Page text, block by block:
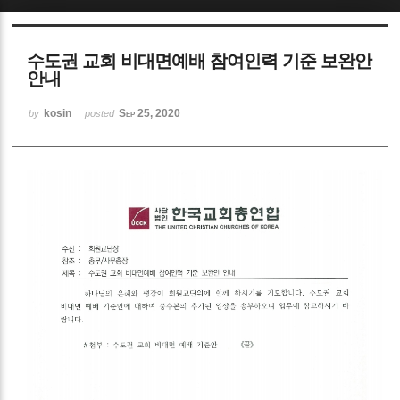
수도권 교회 비대면예배 참여인력 기준 보완안
안내
by kosin posted Sep 25, 2020
Sketchbook5, 스케치북5
Sketchbook5, 스케치북5